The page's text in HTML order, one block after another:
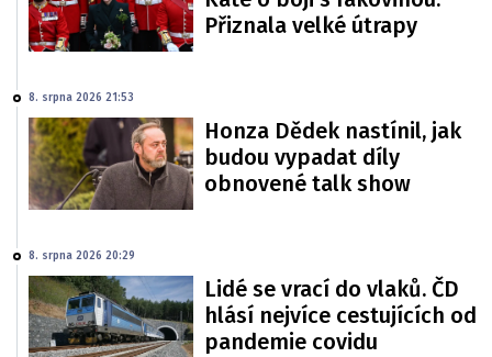
Přiznala velké útrapy
8. srpna 2026 21:53
Honza Dědek nastínil, jak
budou vypadat díly
obnovené talk show
8. srpna 2026 20:29
Lidé se vrací do vlaků. ČD
hlásí nejvíce cestujících od
pandemie covidu